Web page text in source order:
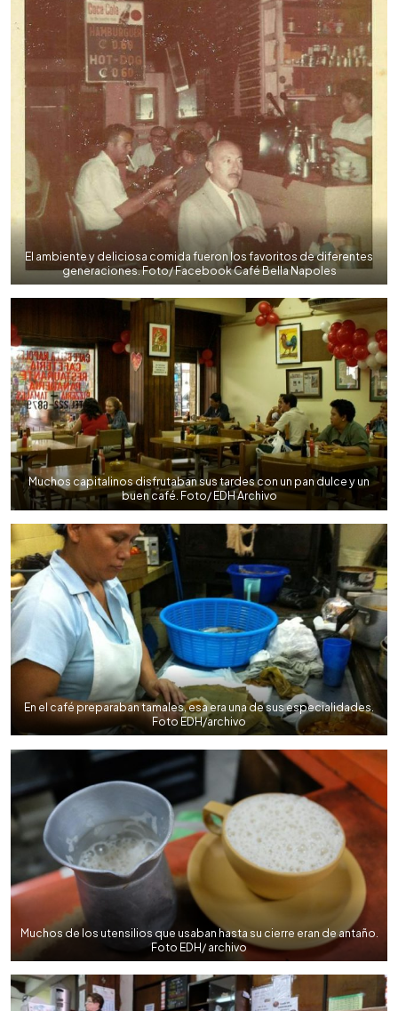
El ambiente y deliciosa comida fueron los favoritos de diferentes
generaciones. Foto/ Facebook Café Bella Napoles
Muchos capitalinos disfrutaban sus tardes con un pan dulce y un
buen café. Foto/ EDH Archivo
En el café preparaban tamales, esa era una de sus especialidades.
Foto EDH/archivo
Muchos de los utensilios que usaban hasta su cierre eran de antaño.
Foto EDH/ archivo